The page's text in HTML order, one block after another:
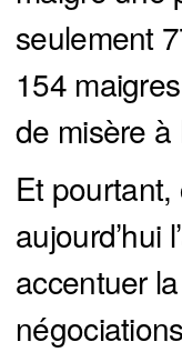
seulement
154
de misère à
Et pourtant,
aujourd’hui
accentuer